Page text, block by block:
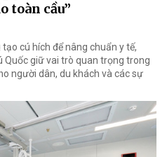
toàn cầu”
cú hích để nâng chuẩn y tế,
Quốc giữ vai trò quan trọng trong
người dân, du khách và các sự